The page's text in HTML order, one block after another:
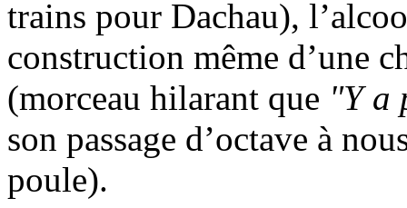
trains pour Dachau),
construction même d’une
(morceau hilarant que "Y a
son passage d’octave à
poule).